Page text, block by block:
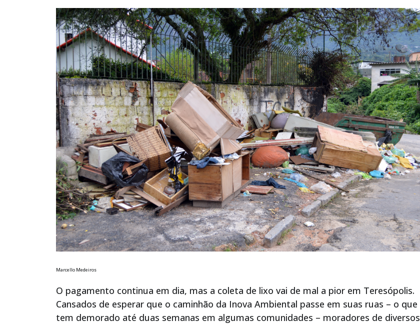
Marcello Medeiros
O pagamento continua em dia, mas a coleta de lixo vai de mal a pior em Teresópolis.
Cansados de esperar que o caminhão da Inova Ambiental passe em suas ruas – o que
tem demorado até duas semanas em algumas comunidades – moradores de diversos